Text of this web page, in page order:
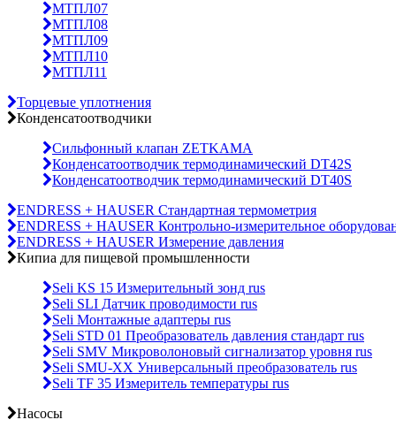
МТПЛ07
МТПЛ08
МТПЛ09
МТПЛ10
МТПЛ11
Торцевые уплотнения
Конденсатоотводчики
Сильфонный клапан ZETKAMA
Конденсатоотводчик термодинамический DT42S
Конденсатоотводчик термодинамический DT40S
ENDRESS + HAUSER Стандартная термометрия
ENDRESS + HAUSER Контрольно-измерительное
ENDRESS + HAUSER Измерение давления
Кипиа для пищевой промышленности
Seli KS 15 Измерительный зонд rus
Seli SLI Датчик проводимости rus
Seli Монтажные адаптеры rus
Seli STD 01 Преобразователь давления стандарт rus
Seli SMV Микроволоновый сигнализатор уровня rus
Seli SMU-ХХ Универсальный преобразователь rus
Seli TF 35 Измеритель температуры rus
Насосы